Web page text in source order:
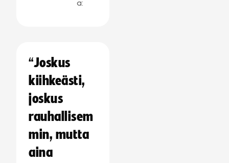
a:
“Joskus
kiihkeästi,
joskus
rauhallisem
min, mutta
aina